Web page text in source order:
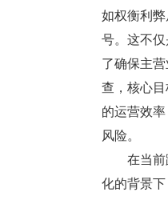
如权衡利
号。这不
了确保主
查，核心
的运营效
风险。
在当前跨
化的背景